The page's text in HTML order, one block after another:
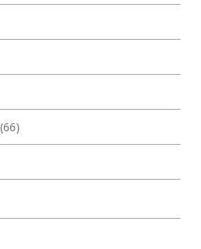
(66)